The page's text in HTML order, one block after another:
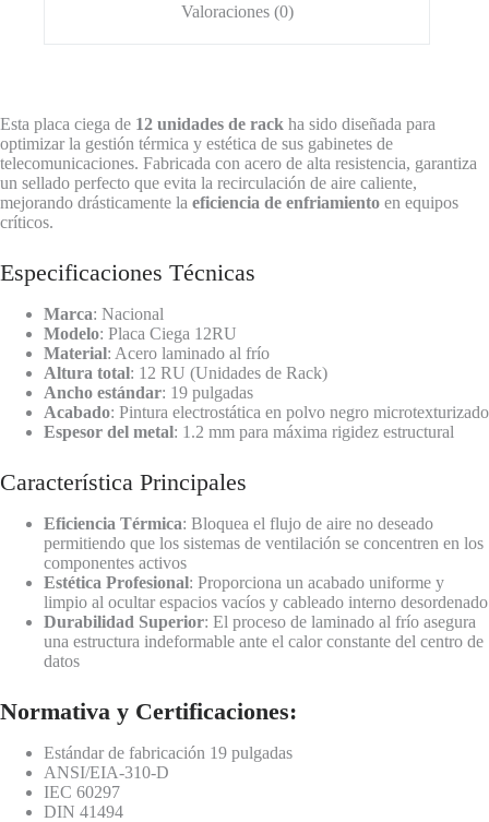
Valoraciones (0)
Esta placa ciega de 12 unidades de rack ha sido diseñada para
optimizar la gestión térmica y estética de sus gabinetes de
telecomunicaciones. Fabricada con acero de alta resistencia, garantiza
un sellado perfecto que evita la recirculación de aire caliente,
mejorando drásticamente la eficiencia de enfriamiento en equipos
críticos.
Especificaciones Técnicas
Marca: Nacional
Modelo: Placa Ciega 12RU
Material: Acero laminado al frío
Altura total: 12 RU (Unidades de Rack)
Ancho estándar: 19 pulgadas
Acabado: Pintura electrostática en polvo negro microtexturizado
Espesor del metal: 1.2 mm para máxima rigidez estructural
Característica Principales
Eficiencia Térmica: Bloquea el flujo de aire no deseado
permitiendo que los sistemas de ventilación se concentren en los
componentes activos
Estética Profesional: Proporciona un acabado uniforme y
limpio al ocultar espacios vacíos y cableado interno desordenado
Durabilidad Superior: El proceso de laminado al frío asegura
una estructura indeformable ante el calor constante del centro de
datos
Normativa y Certificaciones:
Estándar de fabricación 19 pulgadas
ANSI/EIA-310-D
IEC 60297
DIN 41494